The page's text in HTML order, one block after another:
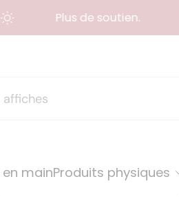
Plus de soutien.
en mainProduits physiques